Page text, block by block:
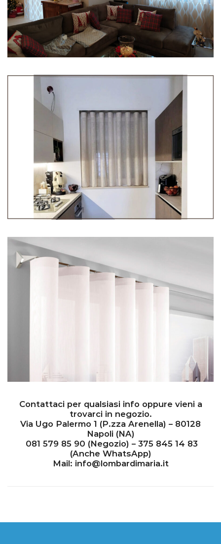
Contattaci per qualsiasi info oppure vieni a
trovarci in negozio.
Via Ugo Palermo 1 (P.zza Arenella) – 80128
Napoli (NA)
081 579 85 90 (Negozio) – 375 845 14 83
(Anche WhatsApp)
Mail: info@lombardimaria.it